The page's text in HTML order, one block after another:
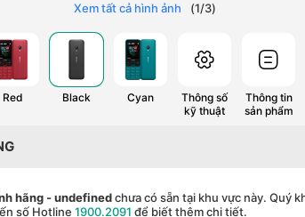
Xem tất cả hình ảnh (1/3)
Red Black Cyan
Thông số
kỹ thuật
Thông tin
sản phẩm
hãng - undefinedchưa có sẵn tại khu vực này. Quý
số Hotline 1900.2091 để biết thêm chi tiết.